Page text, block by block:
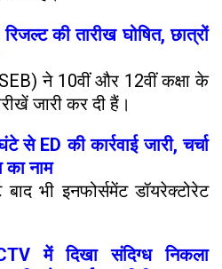
की तारीख घोषित, छात्रों
ने 10वीं और 12वीं कक्षा के
जारी कर दी हैं।
से ED की कार्रवाई जारी, चर्चा
नाम
भी इनफोर्समेंट डॉयरेक्टोरेट
में दिखा संदिग्ध निकला